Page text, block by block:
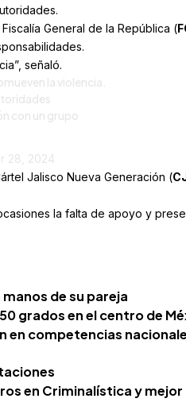
General de la República (
señaló.
la violencia.
con un grupo
28, 2024
Jalisco Nueva Generación (
la falta de apoyo y
de su pareja
grados en el centro de
en competencias
en Criminalística y mejor